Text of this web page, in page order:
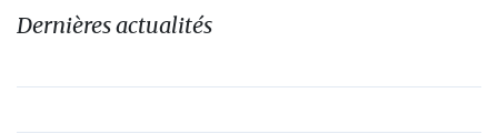
Dernières actualités